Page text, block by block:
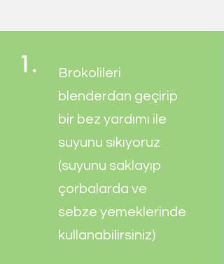
1.
Brokolileri
blenderdan geçirip
bir bez yardımı ile
suyunu sıkıyoruz
(suyunu saklayıp
çorbalarda ve
sebze yemeklerinde
kullanabilirsiniz)